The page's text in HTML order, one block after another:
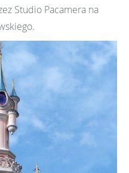
Studio Pacamera na